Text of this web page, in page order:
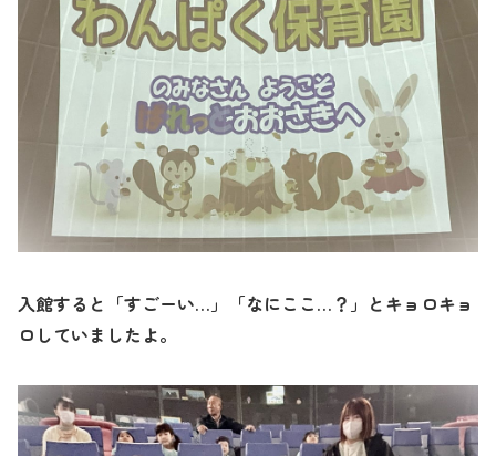
入館すると「すごーい…」「なにここ…？」とキョロキョ
ロしていましたよ。